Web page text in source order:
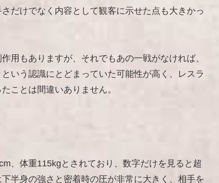
だけでなく内容として観客に示せた点も大きかっ
用もありますが、それでもあの一戦がなければ、
いう認識にとどまっていた可能性が高く、レスラ
ことは間違いありません。
、体重115kgとされており、数字だけを見ると超
半身の強さと密着時の圧が非常に大きく、相手を